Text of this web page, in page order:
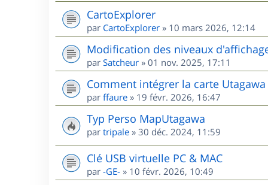
CartoExplorer
par CartoExplorer » 10 mars 2026, 12:14
Modification des niveaux
par Satcheur » 01 nov. 2025, 17:11
Comment intégrer la carte
par ffaure » 19 févr. 2026, 16:47
Typ Perso MapUtagawa
par tripale » 30 déc. 2024, 11:59
Clé USB virtuelle PC & MAC
par -GE- » 10 févr. 2026, 10:49